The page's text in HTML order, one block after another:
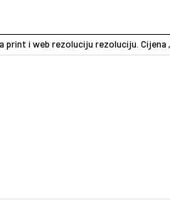
print i web rezoluciju rezoluciju.